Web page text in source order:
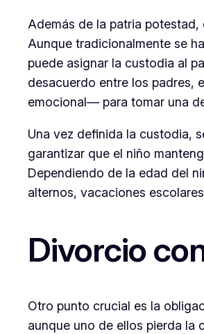
Además de la patria
Aunque tradicionalmente se
puede asignar la custodia al
desacuerdo entre los padres,
emocional— para tomar una
Una vez definida la custodia,
garantizar que el niño
Dependiendo de la edad del
alternos, vacaciones
Divorcio
Otro punto crucial es la
aunque uno de ellos pierda la